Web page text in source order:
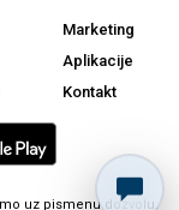
Marketing
Aplikacije
Kontakt
uz pismenu dozvolu.